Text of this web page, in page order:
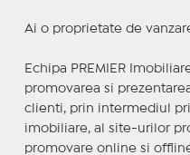
Ai o proprietate de
Echipa PREMIER
promovarea si
clienti, prin intermediul
imobiliare, al site-urilor
promovare online si